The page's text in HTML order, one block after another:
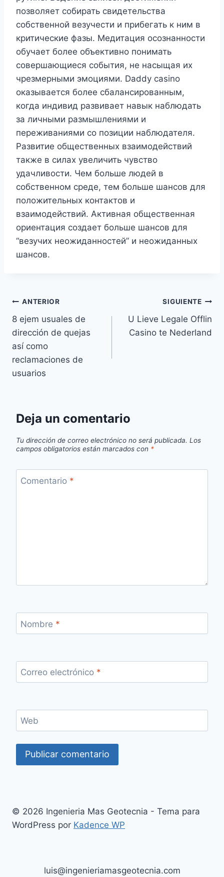
позволяет собирать свидетельства
собственной везучести и прибегать к ним в
критические фазы. Медитация осознанности
обучает более объективно понимать
совершающиеся события, не насыщая их
чрезмерными эмоциями. Daddy casino
оказывается более сбалансированным,
когда индивид развивает навык наблюдать
за личными размышлениями и
переживаниями со позиции наблюдателя.
Развитие общественных взаимодействий
также в силах увеличить чувство
удачливости. Чем больше людей в
собственном среде, тем больше шансов для
положительных контактов и
взаимодействий. Активная общественная
ориентация создает больше шансов для
“везучих неожиданностей” и неожиданных
шансов.
ANTERIOR
8 ejem usuales de
dirección de quejas
así­ como
reclamaciones de
usuarios
SIGUIENTE
U Lieve Legale Offlin
Casino te Nederland
Deja un comentario
Tu dirección de correo electrónico no será publicada. Los
campos obligatorios están marcados con *
Comentario *
Nombre *
Correo electrónico *
Web
© 2026 Ingenieria Mas Geotecnia - Tema para
WordPress por Kadence WP
luis@ingenieriamasgeotecnia.com